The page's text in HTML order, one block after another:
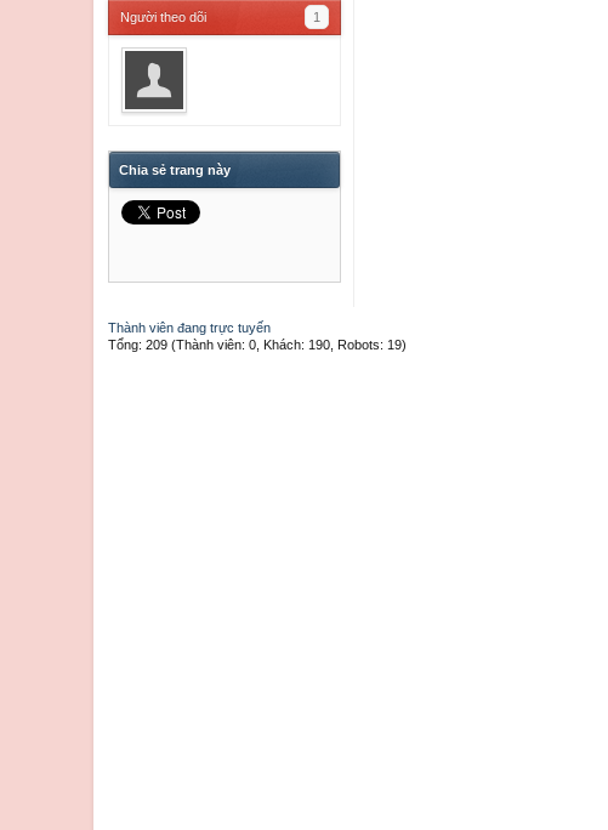
Người theo dõi 1
Chia sẻ trang này
Thành viên đang trực tuyến
Tổng: 209 (Thành viên: 0, Khách: 190, Robots: 19)